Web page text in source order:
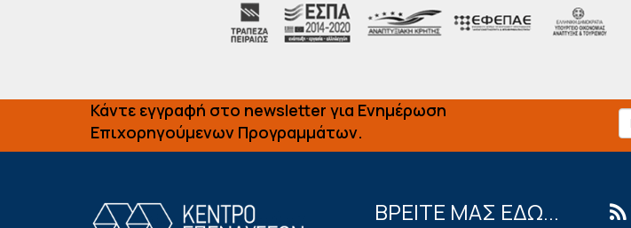
Κάντε εγγραφή στο newsletter για Ενημέρωση
Επιχορηγούμενων Προγραμμάτων.
ΒΡΕΙΤΕ ΜΑΣ ΕΔΩ...